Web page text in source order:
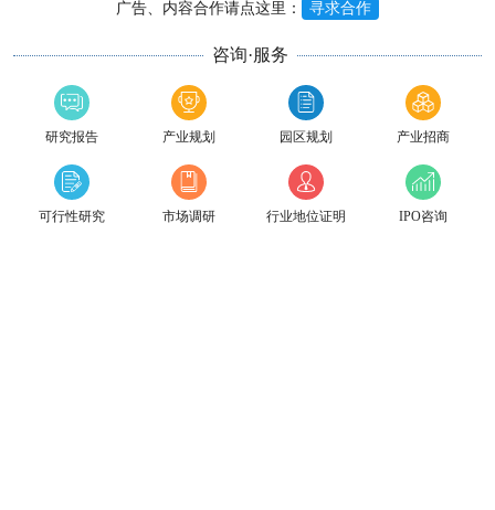
广告、内容合作请点这里： 寻求合作
咨询·服务
研究报告 产业规划 园区规划 产业招商
可行性研究 市场调研 行业地位证明 IPO咨询